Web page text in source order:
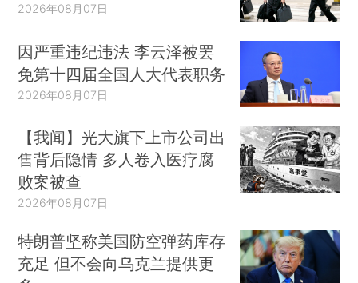
2026年08月07日
因严重违纪违法 李云泽被罢
免第十四届全国人大代表职务
2026年08月07日
【我闻】光大旗下上市公司出
售背后隐情 多人卷入医疗腐
败案被查
2026年08月07日
特朗普坚称美国防空弹药库存
充足 但不会向乌克兰提供更